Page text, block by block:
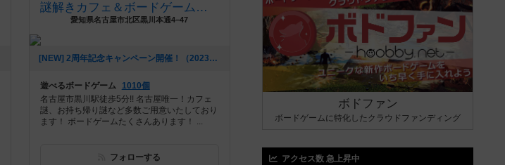
謎解きカフェ＆ボードゲームなぞねこ
愛知県名古屋市北区黒川本通4−47
[NEW] 2周年記念キャンペーン開催！（2023年06月30日 16時37分）
遊べるボードゲーム
1010個
名古屋市黒川駅徒歩5分!! 名古屋唯一！カフェ
謎、お持ち帰り謎など多数ご用意いたしており
ます！ ボードゲームたくさんあります！ ...
フォローする
ボドファン
ボードゲームに特化したクラウドファンディング
アクセス数 急上昇中